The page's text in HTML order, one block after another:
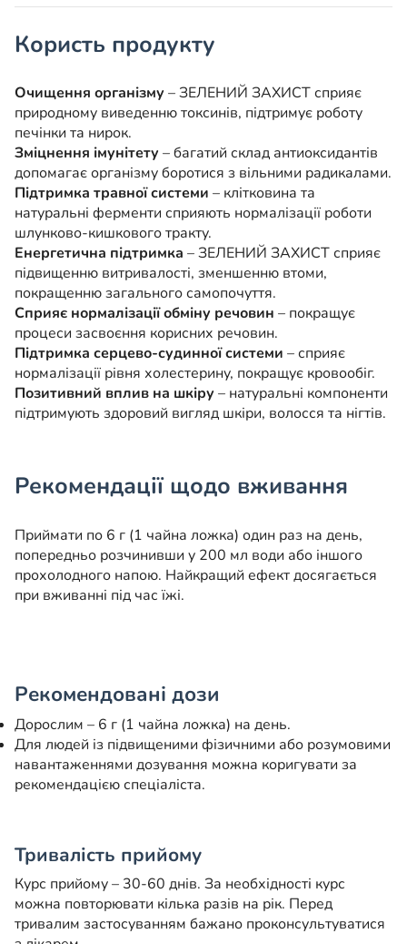
Користь продукту
Очищення організму – ЗЕЛЕНИЙ ЗАХИСТ сприяє
природному виведенню токсинів, підтримує роботу
печінки та нирок.
Зміцнення імунітету – багатий склад антиоксидантів
допомагає організму боротися з вільними радикалами.
Підтримка травної системи – клітковина та
натуральні ферменти сприяють нормалізації роботи
шлунково-кишкового тракту.
Енергетична підтримка – ЗЕЛЕНИЙ ЗАХИСТ сприяє
підвищенню витривалості, зменшенню втоми,
покращенню загального самопочуття.
Сприяє нормалізації обміну речовин – покращує
процеси засвоєння корисних речовин.
Підтримка серцево-судинної системи – сприяє
нормалізації рівня холестерину, покращує кровообіг.
Позитивний вплив на шкіру – натуральні компоненти
підтримують здоровий вигляд шкіри, волосся та нігтів.
Рекомендації щодо вживання
Приймати по 6 г (1 чайна ложка) один раз на день,
попередньо розчинивши у 200 мл води або іншого
прохолодного напою. Найкращий ефект досягається
при вживанні під час їжі.
Рекомендовані дози
Дорослим – 6 г (1 чайна ложка) на день.
Для людей із підвищеними фізичними або розумовими
навантаженнями дозування можна коригувати за
рекомендацією спеціаліста.
Тривалість прийому
Курс прийому – 30-60 днів. За необхідності курс
можна повторювати кілька разів на рік. Перед
тривалим застосуванням бажано проконсультуватися